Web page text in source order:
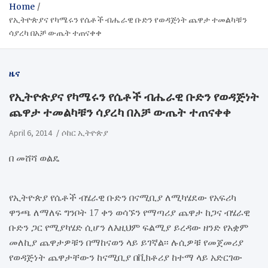
Home
የኢትዮጵያና የካሜሩን የሴቶች ብሔራዊ ቡድን የወዳጅነት ጨዋታ ተመልካቹን
ሳያረካ በአቻ ውጤት ተጠናቀቀ
ዜና
የኢትዮጵያና የካሜሩን የሴቶች ብሔራዊ ቡድን የወዳጅነት
ጨዋታ ተመልካቹን ሳያረካ በአቻ ውጤት ተጠናቀቀ
April 6, 2014 ሶከር ኢትዮጵያ
በ መሸሻ ወልዴ
የኢትዮጵያ የሴቶች ብሄራዊ ቡድን በናሚቢያ ለሚካሄደው የአፍሪካ
ዋንጫ ለማለፍ ግንቦት 17 ቀን ወሳኙን የማጣሪያ ጨዋታ ከጋና ብሄራዊ
ቡድን ጋር የሚያካሄድ ሲሆን ለእዚህም ፍልሚያ ይረዳው ዘንድ የአቋም
መለኪያ ጨዋታዎቹን በማከናወን ላይ ይገኛል፡፡ ሉሲዎቹ የመጀመሪያ
የወዳጅነት ጨዋታቸውን ከናሚቢያ በቪክቶሪያ ከተማ ላይ አድርገው